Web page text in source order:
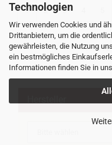
Technologien
Wir verwenden Cookies und
Drittanbietern, um die
gewährleisten, die Nutzung
ein bestmögliches
Informationen finden Sie in
1 2 3
1bis72